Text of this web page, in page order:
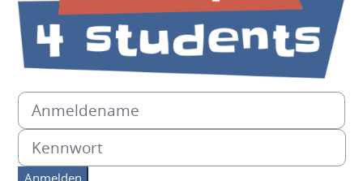
Anmelden bei
Anmeldename
Kennwort
Anmelden